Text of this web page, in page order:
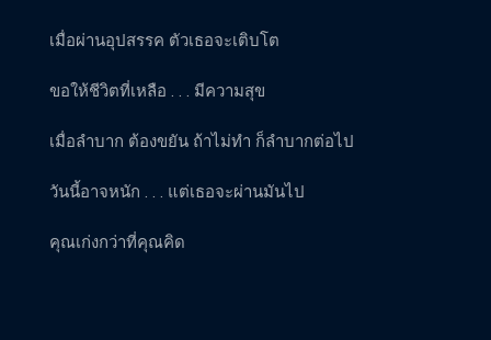
เมื่อผ่านอุปสรรค ตัวเธอจะเติบโต
ขอให้ชีวิตที่เหลือ . . . มีความสุข
เมื่อลำบาก ต้องขยัน ถ้าไม่ทำ ก็ลำบากต่อไป
วันนี้อาจหนัก . . . แต่เธอจะผ่านมันไป
คุณเก่งกว่าที่คุณคิด